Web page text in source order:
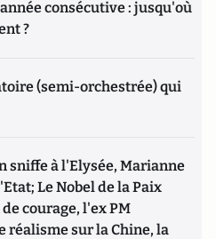
consécutive : jusqu'où
?
(semi-orchestrée) qui
sniffe à l'Elysée, Marianne
Le Nobel de la Paix
courage, l'ex PM
réalisme sur la Chine, la